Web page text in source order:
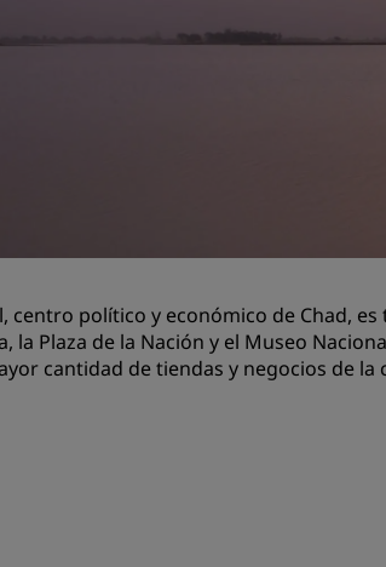
Buscar vuelos
centro político y económico de Chad,
la Plaza de la Nación y el Museo
cantidad de tiendas y negocios de la